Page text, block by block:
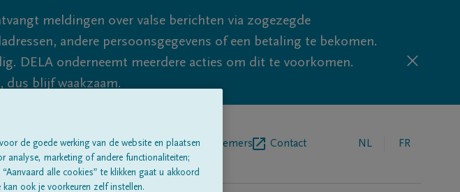
meldingen over valse berichten via zogezegde
andere persoonsgegevens of een betaling te bekomen.
DELA onderneemt meerdere acties om dit te voorkomen.
blijf waakzaam.
Alle rouwberichtenOver onsBegrafenisondernemers Contact NL FR
de goede werking van de website en plaatsen
analyse, marketing of andere functionaliteiten;
alle cookies” te klikken gaat u akkoord
ook je voorkeuren zelf instellen.